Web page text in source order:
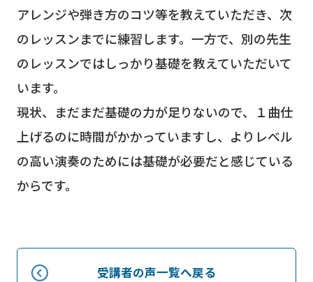
アレンジや弾き方のコツ等を教えていただき、次
のレッスンまでに練習します。一方で、別の先生
のレッスンではしっかり基礎を教えていただいて
います。
現状、まだまだ基礎の力が足りないので、１曲仕
上げるのに時間がかかっていますし、よりレベル
の高い演奏のためには基礎が必要だと感じている
からです。
受講者の声一覧へ戻る